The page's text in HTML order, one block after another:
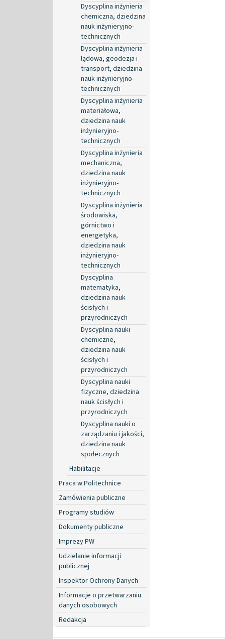
Dyscyplina inżynieria
chemiczna, dziedzina
nauk inżynieryjno-
technicznych
Dyscyplina inżynieria
lądowa, geodezja i
transport, dziedzina
nauk inżynieryjno-
technicznych
Dyscyplina inżynieria
materiałowa,
dziedzina nauk
inżynieryjno-
technicznych
Dyscyplina inżynieria
mechaniczna,
dziedzina nauk
inżynieryjno-
technicznych
Dyscyplina inżynieria
środowiska,
górnictwo i
energetyka,
dziedzina nauk
inżynieryjno-
technicznych
Dyscyplina
matematyka,
dziedzina nauk
ścisłych i
przyrodniczych
Dyscyplina nauki
chemiczne,
dziedzina nauk
ścisłych i
przyrodniczych
Dyscyplina nauki
fizyczne, dziedzina
nauk ścisłych i
przyrodniczych
Dyscyplina nauki o
zarządzaniu i jakości,
dziedzina nauk
społecznych
Habilitacje
Praca w Politechnice
Zamówienia publiczne
Programy studiów
Dokumenty publiczne
Imprezy PW
Udzielanie informacji
publicznej
Inspektor Ochrony Danych
Informacje o przetwarzaniu
danych osobowych
Redakcja